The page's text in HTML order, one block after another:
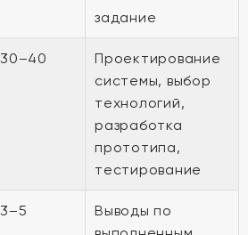
задание
30–40
Проектирование
системы, выбор
технологий,
разработка
прототипа,
тестирование
3–5
Выводы по